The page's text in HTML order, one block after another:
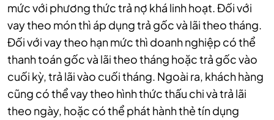
mức với phương thức trả nợ khá linh hoạt. Đối với
vay theo món thì áp dụng trả gốc và lãi theo tháng.
Đối với vay theo hạn mức thì doanh nghiệp có thể
thanh toán gốc và lãi theo tháng hoặc trả gốc vào
cuối kỳ, trả lãi vào cuối tháng. Ngoài ra, khách hàng
cũng có thể vay theo hình thức thấu chi và trả lãi
theo ngày, hoặc có thể phát hành thẻ tín dụng